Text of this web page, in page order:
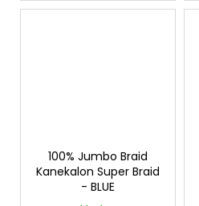
100% Jumbo Braid
Kanekalon Super Braid
- BLUE